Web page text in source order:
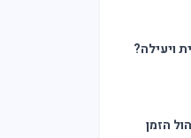
ויעילה?
הזמן